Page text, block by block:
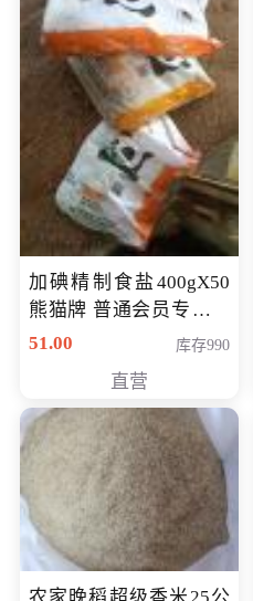
加碘精制食盐400gX50
熊猫牌 普通会员专享价
格50元
51.00 库存990
直营